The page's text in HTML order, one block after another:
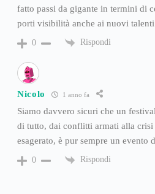
fatto passi da gigante in termini di
porti visibilità anche ai nuovi
0 Rispondi
Nicolo 1 anno fa
Siamo davvero sicuri che un
di tutto, dai conflitti armati alla crisi
esagerato, è pur sempre un evento
0 Rispondi